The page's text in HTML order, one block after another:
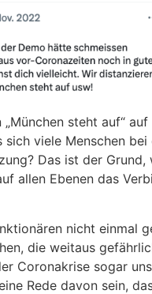
steht auf“
viele Menschen
Das ist der
allen Ebenen das
nicht einmal
die weitaus
Coronakrise sogar
Rede davon sein,